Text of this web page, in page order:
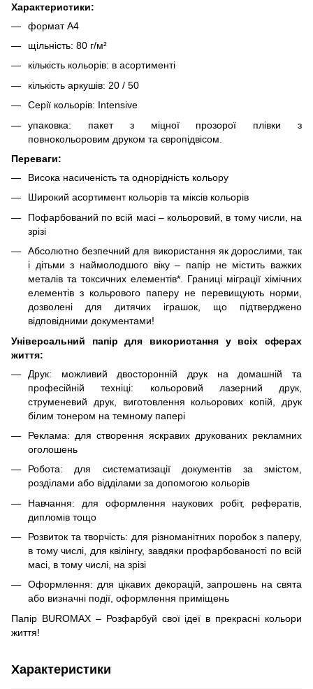
Характеристики:
формат А4
щільність: 80 г/м²
кількість кольорів: в асортименті
кількість аркушів: 20 / 50
Серії кольорів: Intensive
упаковка: пакет з міцної прозорої плівки з
повнокольоровим друком та європідвісом.
Переваги:
Висока насиченість та однорідність кольору
Широкий асортимент кольорів та міксів кольорів
Пофарбований по всій масі – кольоровий, в тому числи, на
зрізі
Абсолютно безпечний для використання як дорослими, так
і дітьми з наймолодшого віку – папір не містить важких
металів та токсичних елементів*. Границі міграції хімічних
елементів з кольрового паперу не перевищують норми,
дозволені для дитячих іграшок, що підтверджено
відповідними документами!
Універсальний папір для використання у всіх сферах
життя:
Друк: можливий двосторонній друк на домашній та
професійній техніці: кольоровий лазерний друк,
струменевий друк, виготовлення кольорових копій, друк
білим тонером на темному папері
Реклама: для створення яскравих друкованих рекламних
оголошень
Робота: для систематизації документів за змістом,
розділами або відділами за допомогою кольорів
Навчання: для оформлення наукових робіт, рефератів,
дипломів тощо
Розвиток та творчість: для різноманітних поробок з паперу,
в тому числі, для квілінгу, завдяки профарбованості по всій
масі, в тому числі, на зрізі
Оформлення: для цікавих декорацій, запрошень на свята
або визначні події, оформлення приміщень
Папір BUROMAX – Розфарбуй свої ідеї в прекрасні кольори
життя!
Характеристики